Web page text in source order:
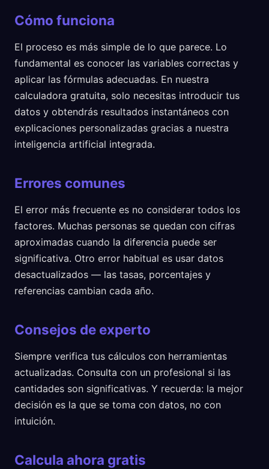
Cómo funciona
El proceso es más simple de lo que parece. Lo
fundamental es conocer las variables correctas y
aplicar las fórmulas adecuadas. En nuestra
calculadora gratuita, solo necesitas introducir tus
datos y obtendrás resultados instantáneos con
explicaciones personalizadas gracias a nuestra
inteligencia artificial integrada.
Errores comunes
El error más frecuente es no considerar todos los
factores. Muchas personas se quedan con cifras
aproximadas cuando la diferencia puede ser
significativa. Otro error habitual es usar datos
desactualizados — las tasas, porcentajes y
referencias cambian cada año.
Consejos de experto
Siempre verifica tus cálculos con herramientas
actualizadas. Consulta con un profesional si las
cantidades son significativas. Y recuerda: la mejor
decisión es la que se toma con datos, no con
intuición.
Calcula ahora gratis